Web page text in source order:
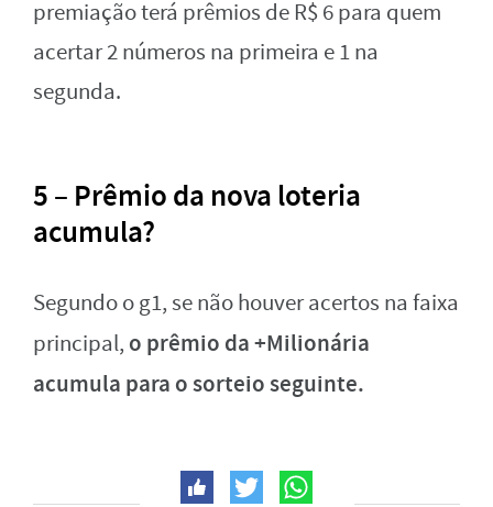
premiação terá prêmios de R$ 6 para quem
acertar 2 números na primeira e 1 na
segunda.
5 – Prêmio da nova loteria
acumula?
Segundo o g1, se não houver acertos na faixa
principal, o prêmio da +Milionária
acumula para o sorteio seguinte.